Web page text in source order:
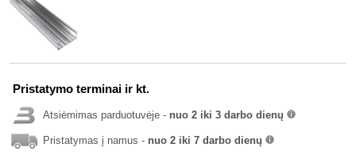
Pristatymo terminai ir kt.
Atsiėmimas parduotuvėje - nuo 2 iki 3 darbo dienų
Pristatymas į namus - nuo 2 iki 7 darbo dienų